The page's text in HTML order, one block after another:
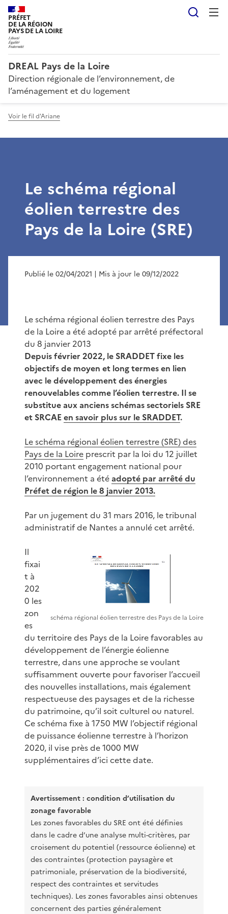
PRÉFET
DE LA RÉGION
PAYS DE LA LOIRE
DREAL Pays de la Loire
Direction régionale de l’environnement, de
l’aménagement et du logement
Voir le fil d'Ariane
Le schéma régional
éolien terrestre des
Pays de la Loire (SRE)
Publié le 02/04/2021 | Mis à jour le 09/12/2022
Le schéma régional éolien terrestre des Pays
de la Loire a été adopté par arrêté préfectoral
du 8 janvier 2013
Depuis février 2022, le SRADDET fixe les
objectifs de moyen et long termes en lien
avec le développement des énergies
renouvelables comme l’éolien terrestre. Il se
substitue aux anciens schémas sectoriels SRE
et SRCAEen savoir plus sur le SRADDET.
Le schéma régional éolien terrestre (SRE) des
Pays de la Loire prescrit par la loi du 12 juillet
2010 portant engagement national pour
l’environnement a étéadopté par arrêté du
Préfet de région le 8 janvier 2013.
Par un jugement du 31 mars 2016, le tribunal
administratif de Nantes a annulé cet arrêté.
schéma régional éolien terrestre des Pays de la Loire
Il
fixai
t à
202
0 les
zon
es
du territoire des Pays de la Loire favorables au
développement de l’énergie éolienne
terrestre, dans une approche se voulant
suffisamment ouverte pour favoriser l’accueil
des nouvelles installations, mais également
respectueuse des paysages et de la richesse
du patrimoine, qu’il soit culturel ou naturel.
Ce schéma fixe à 1750 MW l’objectif régional
de puissance éolienne terrestre à l’horizon
2020, il vise près de 1000 MW
supplémentaires d’ici cette date.
Avertissement : condition d’utilisation du
zonage favorable
Les zones favorables du SRE ont été définies
dans le cadre d’une analyse multi-critères, par
croisement du potentiel (ressource éolienne) et
des contraintes (protection paysagère et
patrimoniale, préservation de la biodiversité,
respect des contraintes et servitudes
techniques). Les zones favorables ainsi obtenues
concernent des parties généralement